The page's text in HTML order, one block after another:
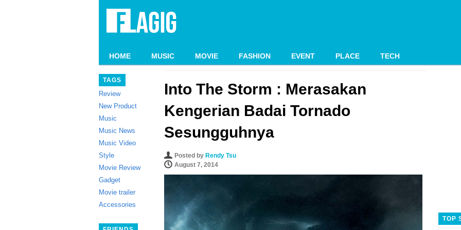
HOME MUSIC MOVIE FASHION EVENT PLACE TECH
TAGS
Review
New Product
Music
Music News
Music Video
Style
Movie Review
Gadget
Movie trailer
Accessories
Into The Storm : Merasakan
Kengerian Badai Tornado
Sesungguhnya
Posted by Rendy Tsu
August 7, 2014
TOP